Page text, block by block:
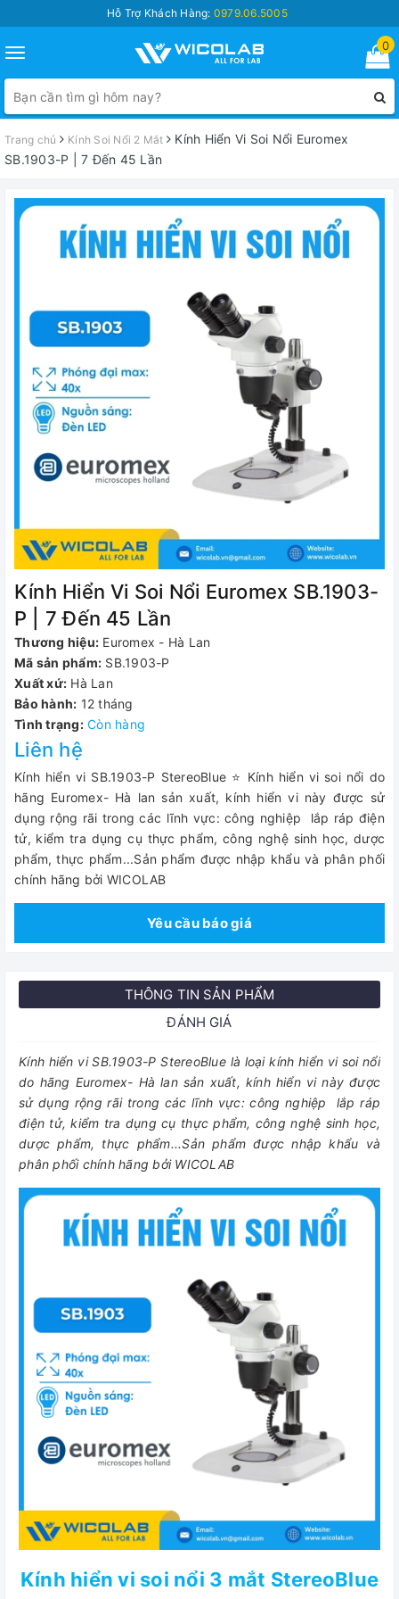
Hỗ Trợ Khách Hàng: 0979.06.5005
Toggle
navigation
0
Trang chủ Kính Soi Nổi 2 Mắt
Kính Hiển Vi Soi Nổi Euromex
SB.1903-P | 7 Đến 45 Lần
Kính Hiển Vi Soi Nổi Euromex SB.1903-
P | 7 Đến 45 Lần
Thương hiệu: Euromex - Hà Lan
Mã sản phẩm: SB.1903-P
Xuất xứ: Hà Lan
Bảo hành: 12 tháng
Tình trạng: Còn hàng
Liên hệ
Kính hiển vi SB.1903-P StereoBlue ⭐ Kính hiển vi soi nổi do
hãng Euromex- Hà lan sản xuất, kính hiển vi này được sử
dụng rộng rãi trong các lĩnh vực: công nghiệp lắp ráp điện
tử, kiểm tra dụng cụ thực phẩm, công nghệ sinh học, dược
phẩm, thực phẩm...Sản phẩm được nhập khẩu và phân phối
chính hãng bởi WICOLAB
Yêu cầu báo giá
THÔNG TIN SẢN PHẨM
ĐÁNH GIÁ
Kính hiển vi SB.1903-P StereoBlue là loại kính hiển vi soi nổi
do hãng Euromex- Hà lan sản xuất, kính hiển vi này được
sử dụng rộng rãi trong các lĩnh vực: công nghiệp lắp ráp
điện tử, kiểm tra dụng cụ thực phẩm, công nghệ sinh học,
dược phẩm, thực phẩm...Sản phẩm được nhập khẩu và
phân phối chính hãng bởi WICOLAB
Kính hiển vi soi nổi 3 mắt StereoBlue